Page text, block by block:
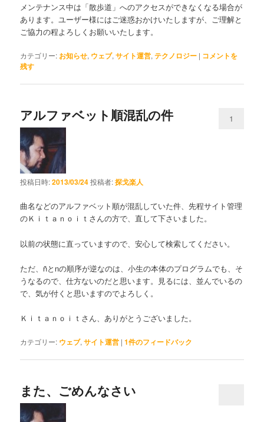
メンテナンス中は「散歩道」へのアクセスができなくなる場合が
あります。ユーザー様にはご迷惑おかけいたしますが、ご理解と
ご協力の程よろしくお願いいたします。
カテゴリー: お知らせ, ウェブ,サイト運営,テクノロジー | コメントを
残す
アルファベット順混乱の件
投稿日時:2013/03/24投稿者:探戈楽人
1
曲名などのアルファベット順が混乱していた件、先程サイト管理
のＫｉｔａｎｏｉｔさんの方で、直して下さいました。
以前の状態に直っていますので、安心して検索してください。
ただ、ñとnの順序が逆なのは、小生の本体のプログラムでも、そ
うなるので、仕方ないのだと思います。見るには、並んでいるの
で、気が付くと思いますのでよろしく。
Ｋｉｔａｎｏｉｔさん、ありがとうございました。
カテゴリー: ウェブ,サイト運営 |1件のフィードバック
また、ごめんなさい